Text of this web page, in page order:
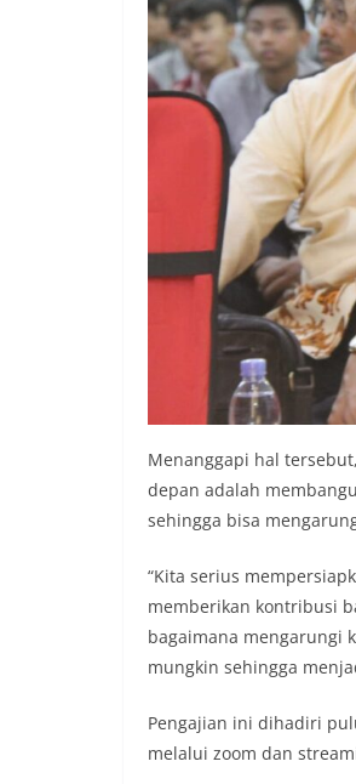
Menanggapi hal
depan adalah
sehingga bisa
“Kita serius
memberikan kontribusi
bagaimana mengarungi
mungkin sehingga
Pengajian ini dihadiri
melalui zoom dan